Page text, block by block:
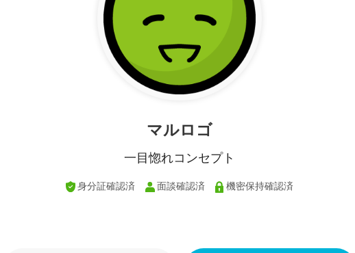
マルロゴ
一目惚れコンセプト
身分証確認済 面談確認済 機密保持確認済